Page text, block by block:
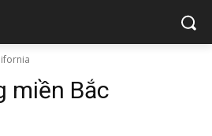
miền Bắc